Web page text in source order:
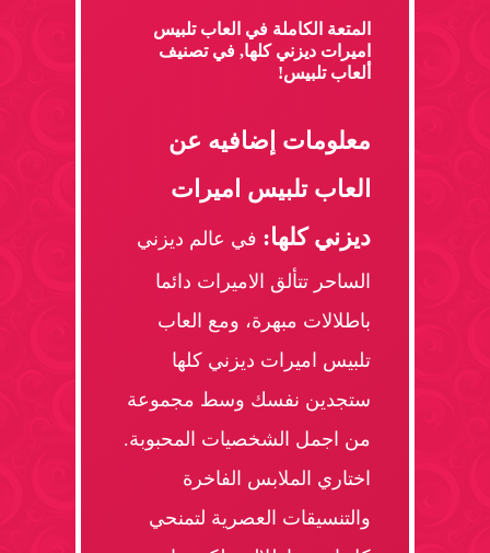
المتعة الكاملة في العاب تلبيس
اميرات ديزني كلها, في تصنيف
ألعاب تلبيس!
معلومات إضافيه عن
العاب تلبيس اميرات
ديزني كلها: في عالم ديزني
الساحر تتألق الاميرات دائما
باطلالات مبهرة، ومع العاب
تلبيس اميرات ديزني كلها
ستجدين نفسك وسط مجموعة
من اجمل الشخصيات المحبوبة.
اختاري الملابس الفاخرة
والتنسيقات العصرية لتمنحي